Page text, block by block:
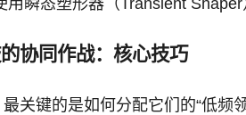
协同作战：核心技巧
关键的是如何分配它们的“低频领